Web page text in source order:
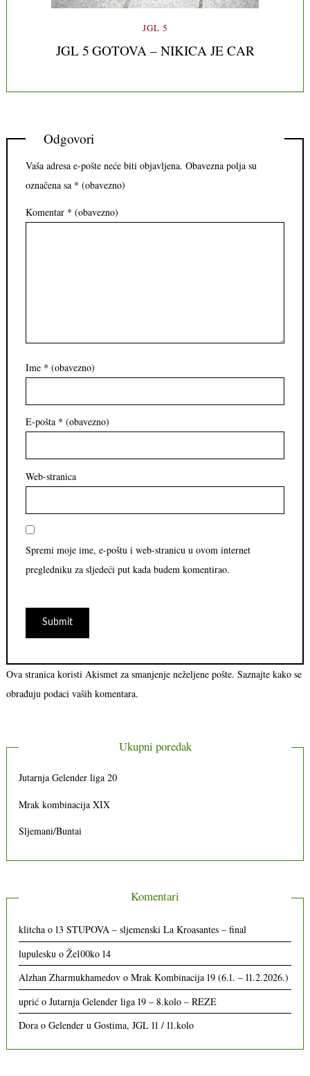
JGL 5
JGL 5 GOTOVA – NIKICA JE CAR
Odgovori
Vaša adresa e-pošte neće biti objavljena. Obavezna polja su
označena sa * (obavezno)
Komentar * (obavezno)
Ime * (obavezno)
E-pošta * (obavezno)
Web-stranica
Spremi moje ime, e-poštu i web-stranicu u ovom internet
pregledniku za sljedeći put kada budem komentirao.
Ova stranica koristi Akismet za smanjenje neželjene pošte. Saznajte kako se
obrađuju podaci vaših komentara.
Ukupni poredak
Jutarnja Gelender liga 20
Mrak kombinacija XIX
Sljemani/Buntai
Komentari
klitcha o13 STUPOVA – sljemenski La Kroasantes – final
lupulesku oŽe100ko 14
Alzhan Zharmukhamedov oMrak Kombinacija 19 (6.1. – 11.2.2026.)
uprić oJutarnja Gelender liga 19 – 8.kolo – REZE
Dora oGelender u Gostima, JGL 11 / 11.kolo